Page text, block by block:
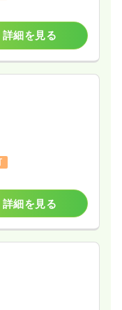
ク可
詳細を見る
詳細を見る
詳細を見る